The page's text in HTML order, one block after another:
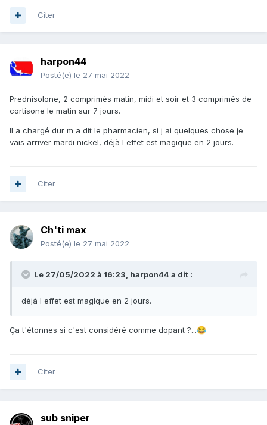
Citer
harpon44
Posté(e) le 27 mai 2022
Prednisolone, 2 comprimés matin, midi et soir et 3 comprimés de
cortisone le matin sur 7 jours.
Il a chargé dur m a dit le pharmacien, si j ai quelques chose je
vais arriver mardi nickel, déjà l effet est magique en 2 jours.
Citer
Ch'ti max
Posté(e) le 27 mai 2022
Le 27/05/2022 à 16:23, harpon44 a dit :
déjà l effet est magique en 2 jours.
Ça t'étonnes si c'est considéré comme dopant ?...😂
Citer
sub sniper